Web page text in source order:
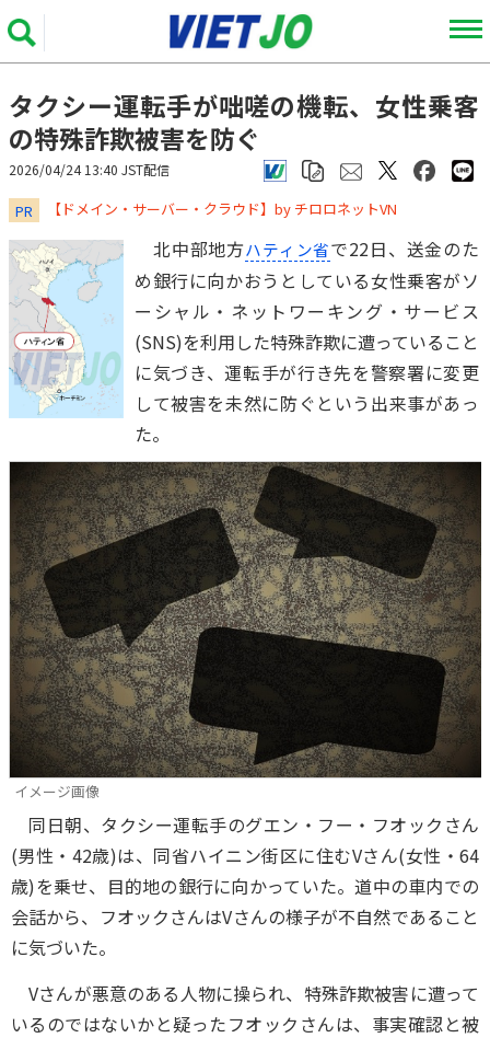
タクシー運転手が咄嗟の機転、女性乗客
の特殊詐欺被害を防ぐ
2026/04/24 13:40 JST配信
PR ​​​​​​​【ドメイン・サーバー・クラウド】by チロロネットVN
北中部地方ハティン省で22日、送金のた
め銀行に向かおうとしている女性乗客がソ
ーシャル・ネットワーキング・サービス
(SNS)を利用した特殊詐欺に遭っていること
に気づき、運転手が行き先を警察署に変更
して被害を未然に防ぐという出来事があっ
た。
イメージ画像
同日朝、タクシー運転手のグエン・フー・フオックさん
(男性・42歳)は、同省ハイニン街区に住むVさん(女性・64
歳)を乗せ、目的地の銀行に向かっていた。道中の車内での
会話から、フオックさんはVさんの様子が不自然であること
に気づいた。
Vさんが悪意のある人物に操られ、特殊詐欺被害に遭って
いるのではないかと疑ったフオックさんは、事実確認と被